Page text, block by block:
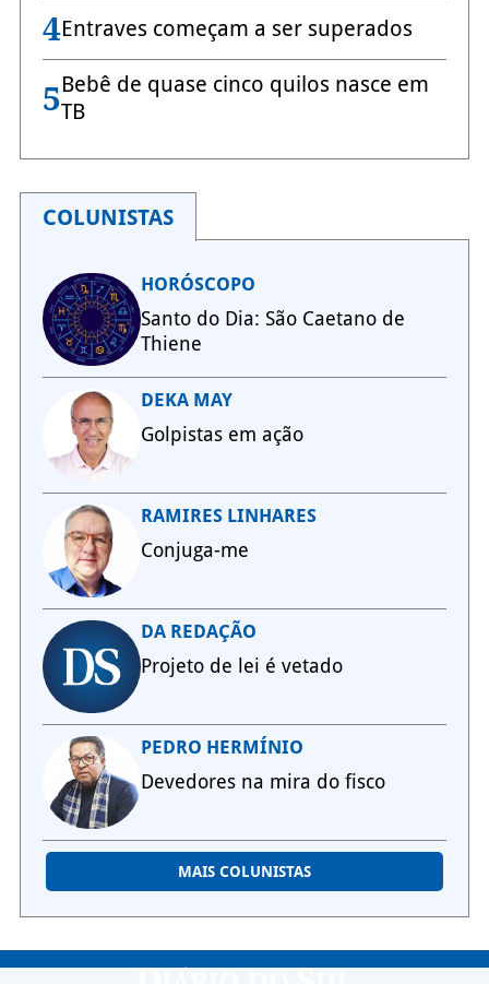
4Entraves começam a ser superados
5Bebê de quase cinco quilos nasce em
TB
COLUNISTAS
HORÓSCOPO
Santo do Dia: São Caetano de
Thiene
DEKA MAY
Golpistas em ação
RAMIRES LINHARES
Conjuga-me
DA REDAÇÃO
Projeto de lei é vetado
PEDRO HERMÍNIO
Devedores na mira do fisco
MAIS COLUNISTAS